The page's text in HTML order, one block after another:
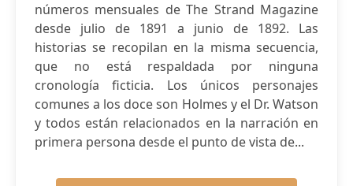
números mensuales de The Strand Magazine
desde julio de 1891 a junio de 1892. Las
historias se recopilan en la misma secuencia,
que no está respaldada por ninguna
cronología ficticia. Los únicos personajes
comunes a los doce son Holmes y el Dr. Watson
y todos están relacionados en la narración en
primera persona desde el punto de vista de...